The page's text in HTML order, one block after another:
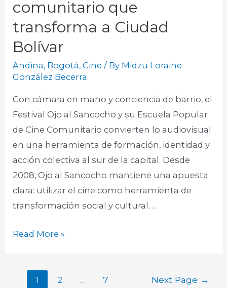
comunitario que
transforma a Ciudad
Bolívar
Andina, Bogotá,Cine / By Midzu Loraine
González Becerra
Con cámara en mano y conciencia de barrio, el
Festival Ojo al Sancocho y su Escuela Popular
de Cine Comunitario convierten lo audiovisual
en una herramienta de formación, identidad y
acción colectiva al sur de la capital. Desde
2008, Ojo al Sancocho mantiene una apuesta
clara: utilizar el cine como herramienta de
transformación social y cultural. …
Read More »
1 2 … 7 Next Page →